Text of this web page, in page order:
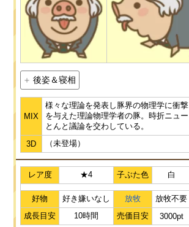
後姿＆寝相
MIX
様々な理論を発表し豚界の物理学に衝撃
を与えた理論物理学者の豚。時折ニュー
とんと議論を交わしている。
3D
（未登場）
レア度 ★4 子ぶた色 白
好物 好き嫌いなし 放牧
放牧不要
成長目安
10時間 売価目安 3000pt